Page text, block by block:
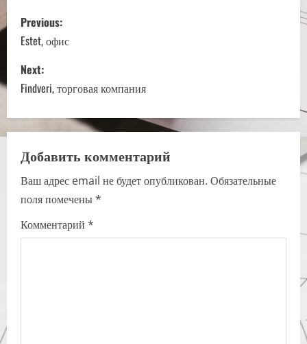
P
o
s
t
n
a
v
i
g
Previous:
Estet, офис
Next:
Findveri, торговая компания
Добавить комментарий
Ваш адрес email не будет опубликован. Обязательные
поля помечены*
Комментарий *